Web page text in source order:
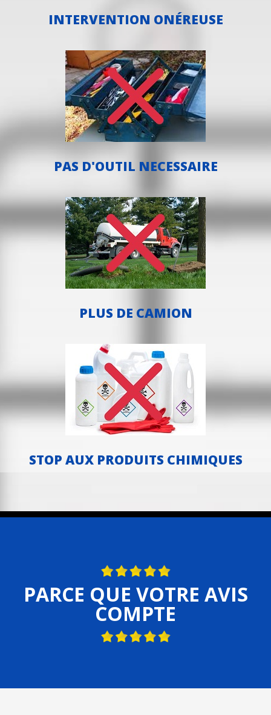
INTERVENTION ONÉREUSE
PAS D'OUTIL NECESSAIRE
PLUS DE CAMION
STOP AUX PRODUITS CHIMIQUES
PARCE QUE VOTRE AVIS
COMPTE